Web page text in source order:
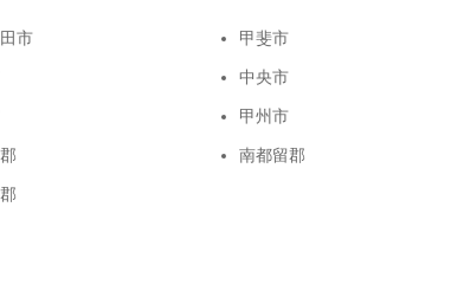
市 甲斐市
中央市
甲州市
南都留郡